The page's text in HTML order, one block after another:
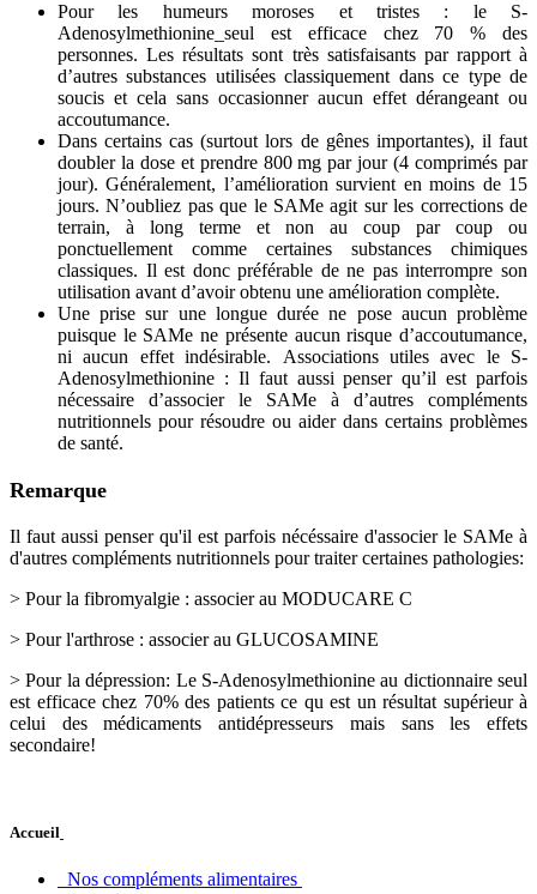
Pour les humeurs moroses et tristes : le S-
Adenosylmethionine_seul est efficace chez 70 % des
personnes. Les résultats sont très satisfaisants par rapport à
d’autres substances utilisées classiquement dans ce type de
soucis et cela sans occasionner aucun effet dérangeant ou
accoutumance.
Dans certains cas (surtout lors de gênes importantes), il faut
doubler la dose et prendre 800 mg par jour (4 comprimés par
jour). Généralement, l’amélioration survient en moins de 15
jours. N’oubliez pas que le SAMe agit sur les corrections de
terrain, à long terme et non au coup par coup ou
ponctuellement comme certaines substances chimiques
classiques. Il est donc préférable de ne pas interrompre son
utilisation avant d’avoir obtenu une amélioration complète.
Une prise sur une longue durée ne pose aucun problème
puisque le SAMe ne présente aucun risque d’accoutumance,
ni aucun effet indésirable. Associations utiles avec le S-
Adenosylmethionine : Il faut aussi penser qu’il est parfois
nécessaire d’associer le SAMe à d’autres compléments
nutritionnels pour résoudre ou aider dans certains problèmes
de santé.
Remarque
Il faut aussi penser qu'il est parfois nécéssaire d'associer le SAMe à
d'autres compléments nutritionnels pour traiter certaines pathologies:
> Pour la fibromyalgie : associer au MODUCARE C
> Pour l'arthrose : associer au GLUCOSAMINE
> Pour la dépression: Le S-Adenosylmethionine au dictionnaire seul
est efficace chez 70% des patients ce qu est un résultat supérieur à
celui des médicaments antidépresseurs mais sans les effets
secondaire!
Accueil
Nos compléments alimentaires